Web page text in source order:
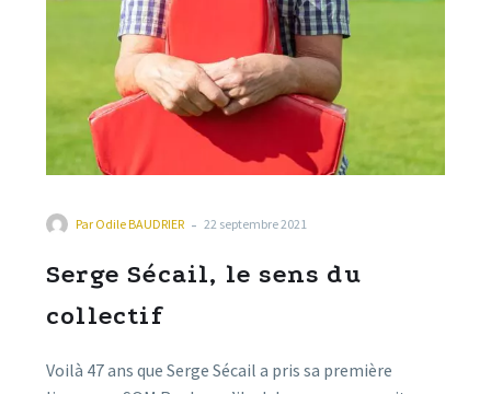
Par Odile BAUDRIER - 22 septembre 2021
Serge Sécail, le sens du
collectif
Voilà 47 ans que Serge Sécail a pris sa première